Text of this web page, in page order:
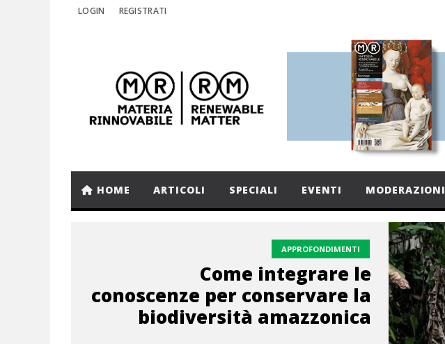
LOGIN REGISTRATI
HOME ARTICOLI SPECIALI EVENTI MODERAZIONI
APPROFONDIMENTI
Come integrare le
conoscenze per conservare la
biodiversità amazzonica